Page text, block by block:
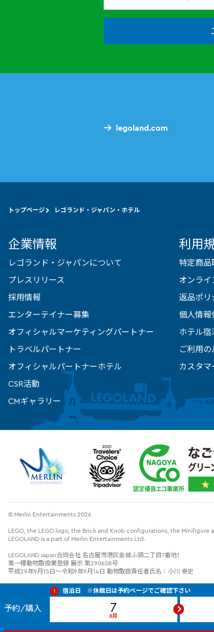
legoland.com
トップページ レゴランド・ジャパン・ホテル
企業情報
レゴランド・ジャパンについて
プレスリリース
採用情報
エンターテイナー募集
オフィシャルマーケティングパートナー
トラベルパートナー
オフィシャルパートナーホテル
CSR活動
CMギャラリー
利用
特定商品
オンラ
返品ポリ
個人情
ホテル宿
ご利用
カスタ
© Merlin Entertainments 2026
LEGO, the LEGO logo, the Brick and Knob configurations, the Minifigure
LEGOLAND is a part of Merlin Entertainments Ltd.
LEGOLAND Japan合同会社 名古屋市港区金城ふ頭二丁目7番地1
第一種動物取扱業登録 展示 第290608号
平成29年9月15日～令和9年9月14日 動物取扱責任者氏名：小川 泰史
予約/購入
1 宿泊日 ※休館日は予約ページでご確認下さい
Check
In
Date:
7
8月